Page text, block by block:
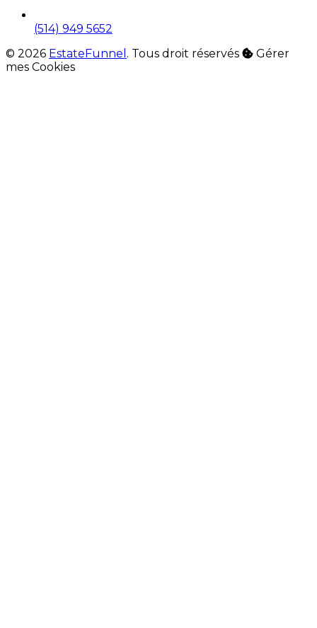
(514) 949 5652
© 2026 EstateFunnel . Tous droit réservés
Gérer
mes Cookies